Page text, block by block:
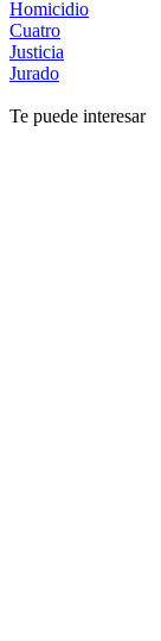
Homicidio
Cuatro
Justicia
Jurado
Te puede interesar